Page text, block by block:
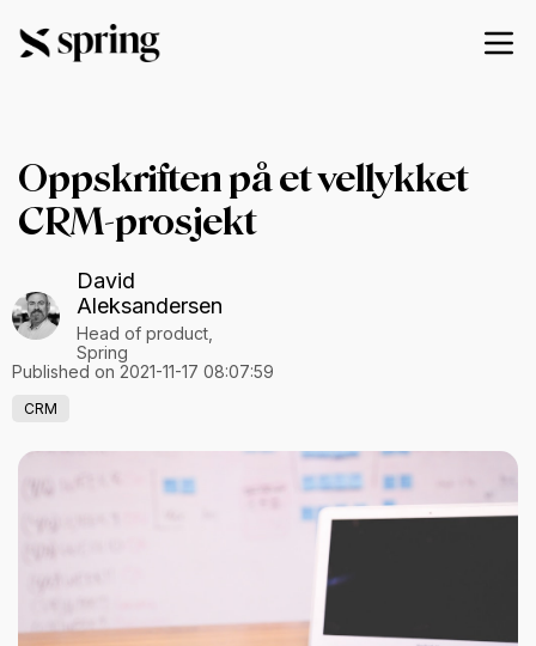
Oppskriften på et vellykket
CRM-prosjekt
David
Aleksandersen
Head of product,
Spring
Published on 2021-11-17 08:07:59
CRM